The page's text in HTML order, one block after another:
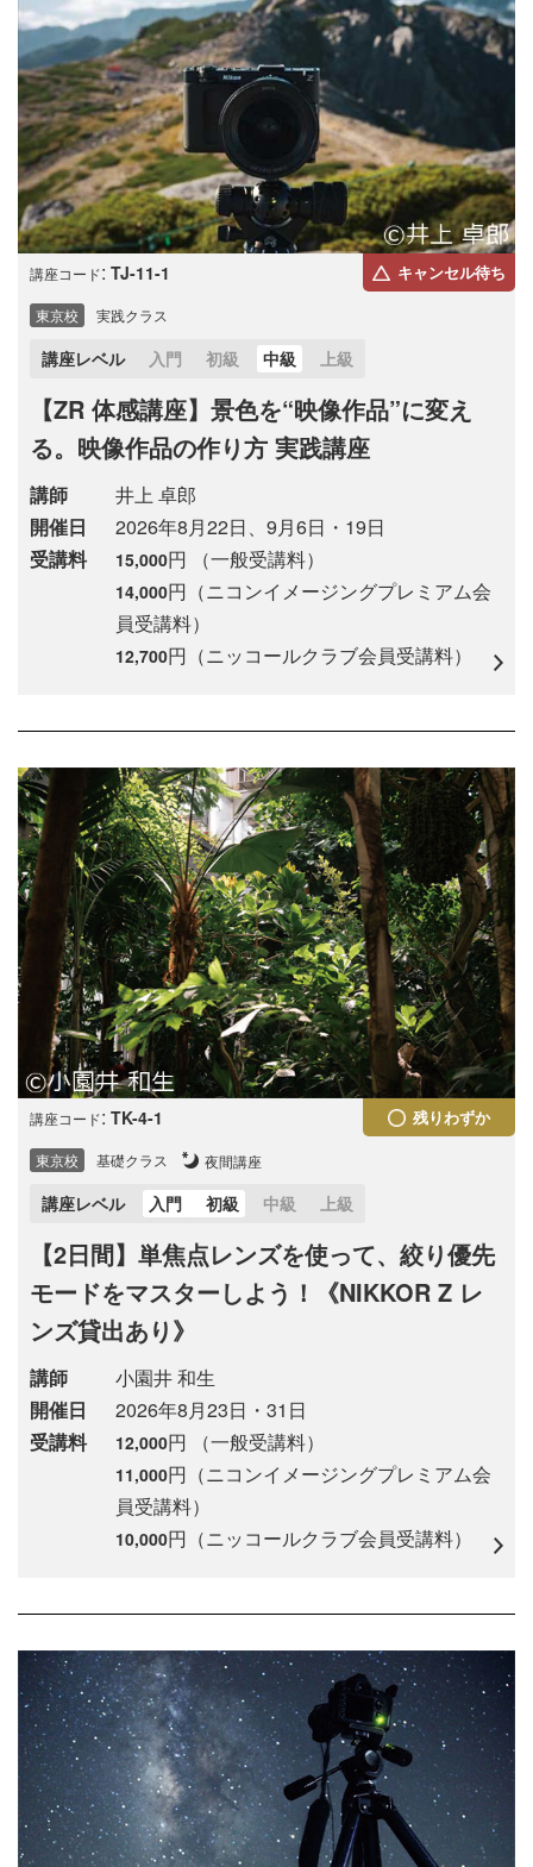
講座コード: TJ-11-1 キャンセル待ち
東京校 実践クラス
講座レベル 入門 初級 中級 上級
【ZR 体感講座】景色を“映像作品”に変え
る。映像作品の作り方 実践講座
講師
井上 卓郎
開催日
2026年8月22日、9月6日・19日
受講料
15,000円 （一般受講料）
14,000円（ニコンイメージングプレミアム会
員受講料）
12,700円（ニッコールクラブ会員受講料）
講座コード: TK-4-1 残りわずか
東京校 基礎クラス 夜間講座
講座レベル 入門 初級 中級 上級
【2日間】単焦点レンズを使って、絞り優先
モードをマスターしよう！《NIKKOR Z レ
ンズ貸出あり》
講師
小園井 和生
開催日
2026年8月23日・31日
受講料
12,000円 （一般受講料）
11,000円（ニコンイメージングプレミアム会
員受講料）
10,000円（ニッコールクラブ会員受講料）